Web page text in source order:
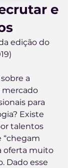
e
edição do
a
mercado
para
Existe
talentos
“chegam
oferta muito
Dado esse